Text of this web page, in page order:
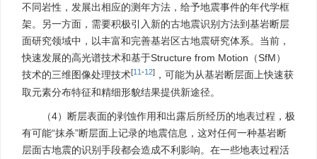
不同岩性，发展出相应的测年方法，给予地震事件的年代学框
架。另一方面，需要积极引入新的古地震识别方法到基岩断层
面研究领域中，以丰富和完善基岩区古地震研究体系。当前，
快速发展的高光谱技术和基于Structure from Motion（SfM）
技术的三维图像处理技术[11-12] ，可能为从基岩断层面上快速获
取元素分布特征和精细形貌结果提供新途径。
（4）断层表面的剥蚀作用和出露后所经历的地表过程，极
有可能“抹杀”断层面上记录的地震信息，这对任何一种基岩断
层面古地震的识别手段都会造成不利影响。在一些地表过程活